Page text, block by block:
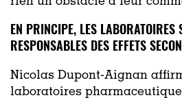
EN PRINCIPE, LES LABORATOIRES
RESPONSABLES DES EFFETS
Nicolas Dupont-Aignan
laboratoires